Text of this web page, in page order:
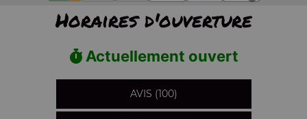
Horaires d'ouverture
Actuellement ouvert
AVIS (100)